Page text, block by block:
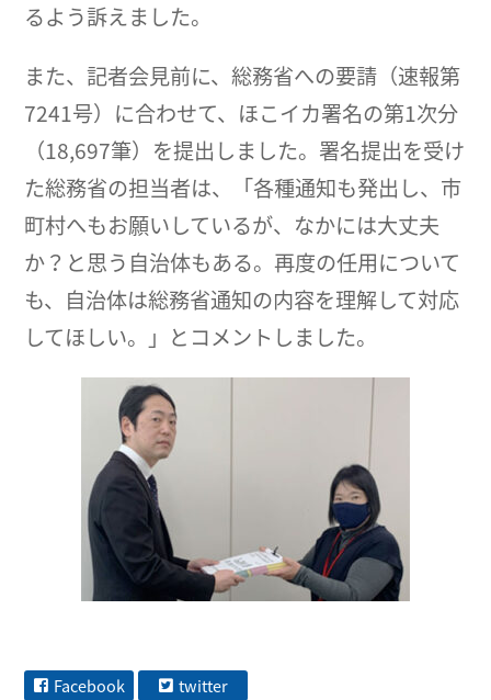
るよう訴えました。
また、記者会見前に、総務省への要請（速報第
7241号）に合わせて、ほこイカ署名の第1次分
（18,697筆）を提出しました。署名提出を受け
た総務省の担当者は、「各種通知も発出し、市
町村へもお願いしているが、なかには大丈夫
か？と思う自治体もある。再度の任用について
も、自治体は総務省通知の内容を理解して対応
してほしい。」とコメントしました。
Facebook twitter